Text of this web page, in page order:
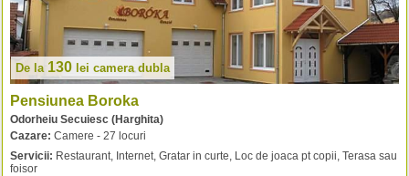
De la 130 lei camera dubla
Pensiunea Boroka
Odorheiu Secuiesc (Harghita)
Cazare: Camere - 27 locuri
Servicii: Restaurant, Internet, Gratar in curte, Loc de joaca pt copii, Terasa sau
foisor